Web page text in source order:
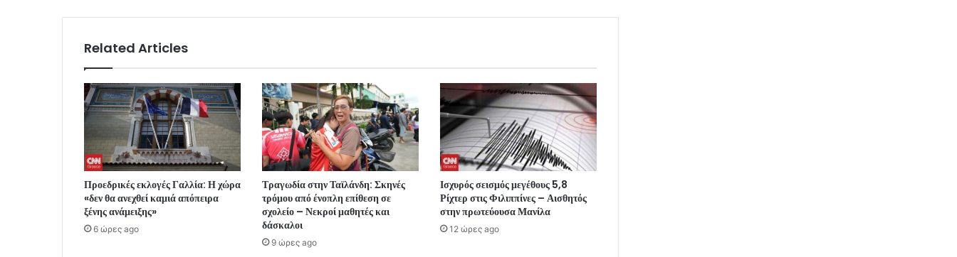
Related Articles
Προεδρικές εκλογές Γαλλία: Η χώρα
«δεν θα ανεχθεί καμιά απόπειρα
ξένης ανάμειξης»
6 ώρες ago
Τραγωδία στην Ταϊλάνδη: Σκηνές
τρόμου από ένοπλη επίθεση σε
σχολείο – Νεκροί μαθητές και
δάσκαλοι
9 ώρες ago
Ισχυρός σεισμός μεγέθους 5,8
Ρίχτερ στις Φιλιππίνες – Αισθητός
στην πρωτεύουσα Μανίλα
12 ώρες ago